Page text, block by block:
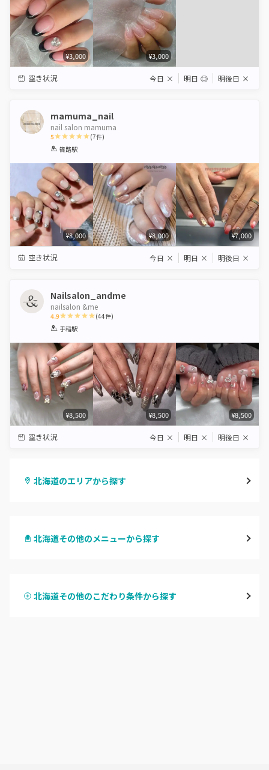
¥3,000 ¥3,000
空き状況 今日 × 明日 ◎ 明後日 ×
mamuma_nail
nail salon mamuma
5
1 2 3 4
(7件)
篠路駅
¥8,000 ¥8,000 ¥7,000
空き状況 今日 × 明日 × 明後日 ×
Nailsalon_andme
nailsalon &me
4.9
1 2 3
(44件)
手稲駅
¥8,500 ¥8,500 ¥8,500
空き状況 今日 × 明日 × 明後日 ×
北海道のエリアから探す
北海道その他のメニューから探す
北海道その他のこだわり条件から探す